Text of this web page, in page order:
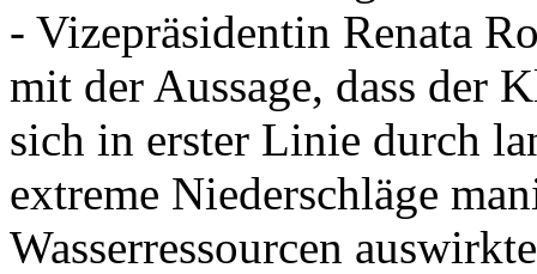
- Vizepräsidentin Renata
mit der Aussage, dass der
sich in erster Linie durch
extreme Niederschläge
Wasserressourcen